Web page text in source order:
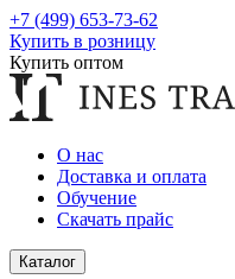
+7 (499) 653-73-62
Купить в розницу
Купить оптом
О нас
Доставка и оплата
Обучение
Скачать прайс
Каталог